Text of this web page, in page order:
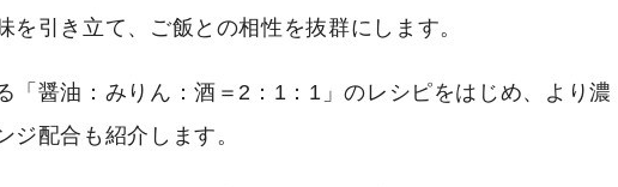
を引き立て、ご飯との相性を抜群にします。
「醤油：みりん：酒＝2：1：1」のレシピをはじめ、より濃
ジ配合も紹介します。